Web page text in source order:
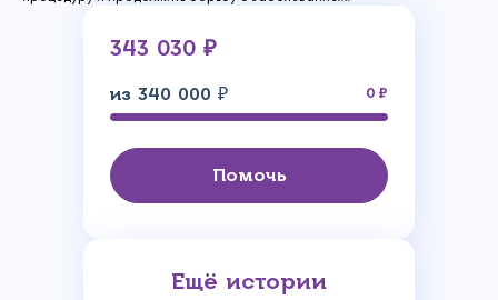
343 030 ₽
из 340 000 ₽ 0
Помочь
Ещё истории